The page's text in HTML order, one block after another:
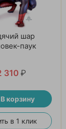
шар
паук
310₽
В корзину
в 1 клик